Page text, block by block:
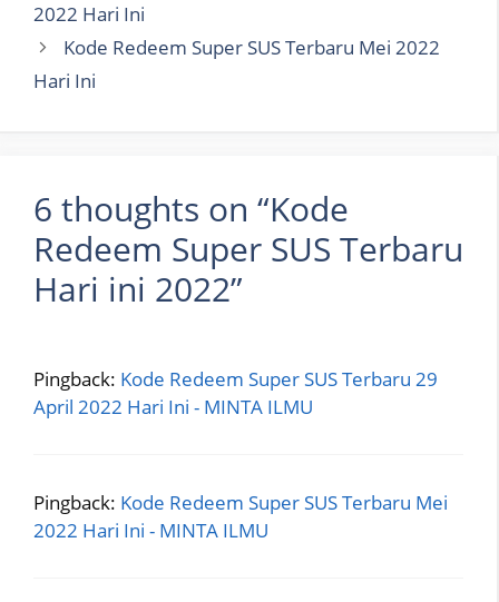
2022 Hari Ini
Kode Redeem Super SUS Terbaru Mei 2022
Hari Ini
6 thoughts on “Kode
Redeem Super SUS Terbaru
Hari ini 2022”
Pingback: Kode Redeem Super SUS Terbaru 29
April 2022 Hari Ini - MINTA ILMU
Pingback: Kode Redeem Super SUS Terbaru Mei
2022 Hari Ini - MINTA ILMU